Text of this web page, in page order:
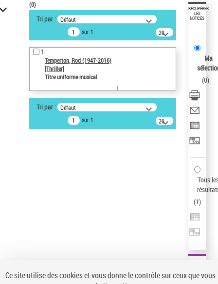
VOTRE RECHERCHE
Recherche avancée dans les
notices d’autorité
Œuvres liées à l'auteur :
Temperton, Rod (1947-2016)
Auteur d’œuvre
Type de notice d'autorité
(0)
Tri par : Défaut
sur 1
20
résultats/page
1
Temperton, Rod (1947-2016)
[Thriller]
Titre uniforme musical
Tri par : Défaut
sur 1
20
résultats/page
RÉCUPÉRER
LES
NOTICES
Ma
(0)
Tous
(1)
Ce site utilise des cookies et vous donne le contrôle sur ceux que vous